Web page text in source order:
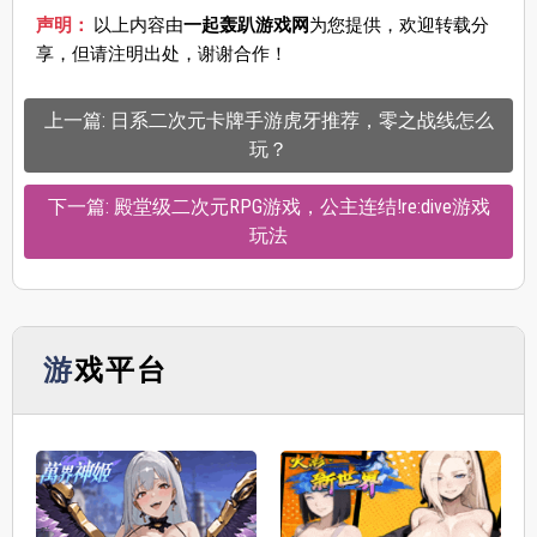
声明： 以上内容由一起轰趴游戏网为您提供，欢迎转载分
享，但请注明出处，谢谢合作！
上一篇: 日系二次元卡牌手游虎牙推荐，零之战线怎么
玩？
下一篇: 殿堂级二次元RPG游戏，公主连结!re:dive游戏
玩法
游戏平台